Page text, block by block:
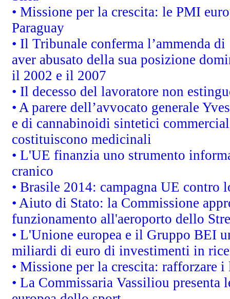
• Missione per la crescita: le PMI
Paraguay
• Il Tribunale conferma l’ammenda
aver abusato della sua posizione
il 2002 e il 2007
• Il decesso del lavoratore non
• A parere dell’avvocato generale
e di cannabinoidi sintetici
costituiscono medicinali
• L'UE finanzia uno strumento
cranico
• Brasile 2014: campagna UE contro
• Aiuto di Stato: la Commissione
funzionamento all'aeroporto dello
• L'Unione europea e il Gruppo BEI
miliardi di euro di investimenti in
• Missione per la crescita: rafforzare
• La Commissaria Vassiliou